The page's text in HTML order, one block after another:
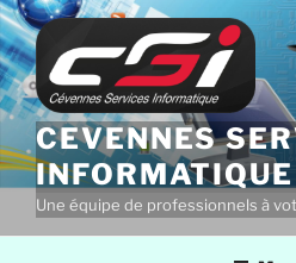
Aller
au
contenu
principal
CEVENNES
INFORMATIQUE
Une équipe de professionnels à